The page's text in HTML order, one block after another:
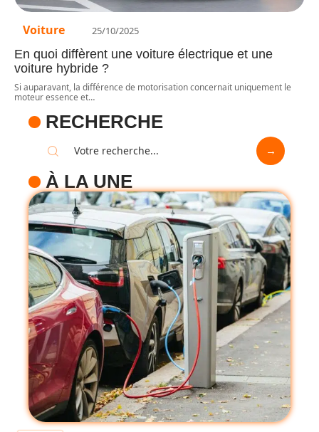
Voiture 25/10/2025
En quoi diffèrent une voiture électrique et une
voiture hybride ?
Si auparavant, la différence de motorisation concernait uniquement le
moteur essence et…
RECHERCHE
À LA UNE